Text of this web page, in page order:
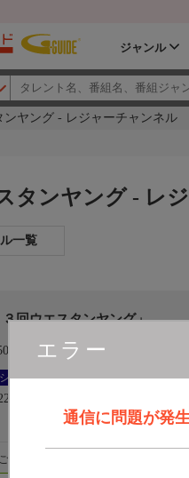
ジャンル
ンヤング - レジャーチャンネル
エラー
通信に問題が発
タンヤング - レ
一覧
回ウエスタンヤング」
〜18:15 カレンダー登録
ョン
視聴には、オプションチャンネル(有